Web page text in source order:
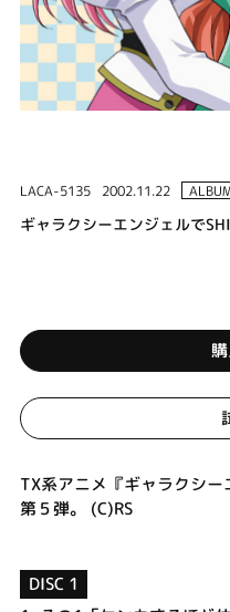
LACA-5135 2002.11.22
ギャラクシーエンジェルで
TX系アニメ『ギャラクシ
第５弾。 (C)RS
DISC 1